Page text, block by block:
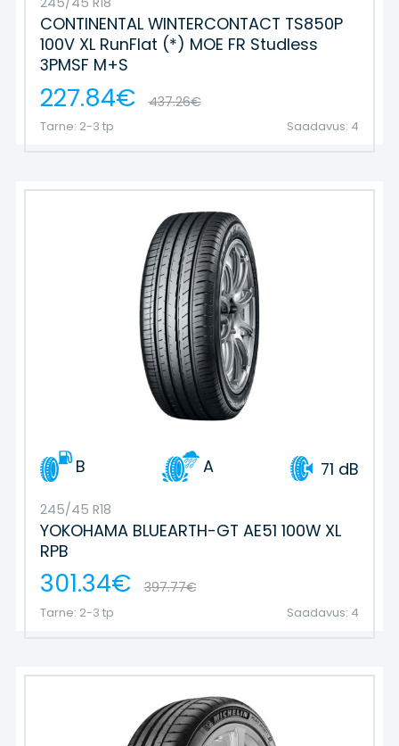
CONTINENTAL WINTERCONTACT TS850P
100V XL RunFlat (*) MOE FR Studless
3PMSF M+S
227.84€ 437.26€
Tarne: 2-3 tp Saadavus: 4
B A 71 dB
245/45 R18
YOKOHAMA BLUEARTH-GT AE51 100W XL
RPB
301.34€ 397.77€
Tarne: 2-3 tp Saadavus: 4